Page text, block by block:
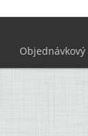
Objednávkový